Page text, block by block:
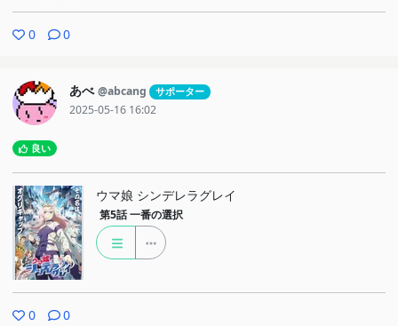
0 0
あべ @abcang サポーター
2025-05-16 16:02
良い
ウマ娘 シンデレラグレイ
第5話 一番の選択
0 0